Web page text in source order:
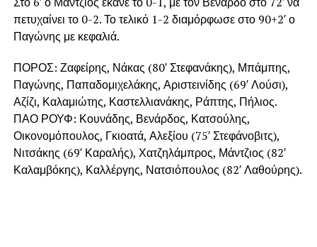
πετυχαίνει το 0-2. Το τελικό 1-2 διαμόρφωσε στο 90+2′ ο
Παγώνης με κεφαλιά.
ΠΟΡΟΣ: Ζαφείρης, Νάκας (80′ Στεφανάκης), Μπάμπης,
Παγώνης, Παπαδομιχελάκης, Αριστεινίδης (69′ Λούσι),
Αζίζι, Καλαμιώτης, Καστελλιανάκης, Ράπτης, Πήλιος.
ΠΑΟ ΡΟΥΦ: Κουνάδης, Βενάρδος, Κατσούλης,
Οικονομόπουλος, Γκιοατά, Αλεξίου (75′ Στεφάνοβιτς),
Νιτσάκης (69′ Καραλής), Χατζηλάμπρος, Μάντζιος (82′
Καλαμβόκης), Καλλέργης, Νατσιόπουλος (82′ Λαθούρης).